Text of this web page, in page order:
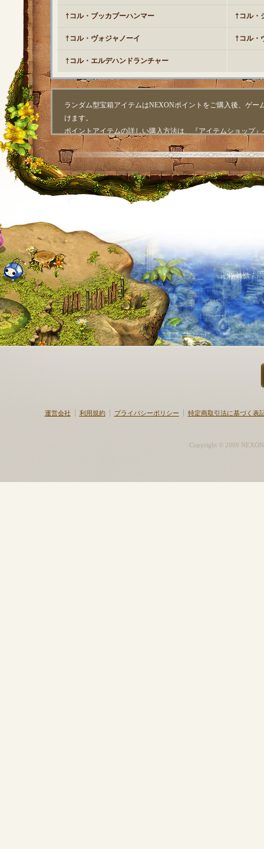
†コル・ブッカブーハンマー †コル・
†コル・ヴォジャノーイ †コル・
†コル・エルデハンドランチャー
ランダム型宝箱アイテムはNEXONポイントをご購入後、ゲ
けます。
ポイントアイテムの詳しい購入方法は、『アイテムショップ
運営会社 利用規約 プライバシーポリシー 特定商取引法に基づく表
Copyright © 2009